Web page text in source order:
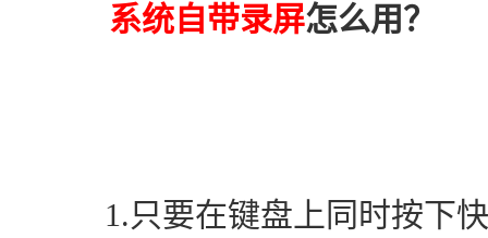
系统自带录屏怎么用？
1.只要在键盘上同时按下快